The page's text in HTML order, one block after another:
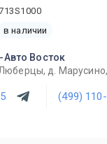
в наличии
Восток
д.
(499)